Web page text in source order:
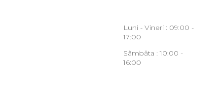
Luni - Vineri : 09:00 -
17:00
Sâmbăta : 10:00 -
16:00